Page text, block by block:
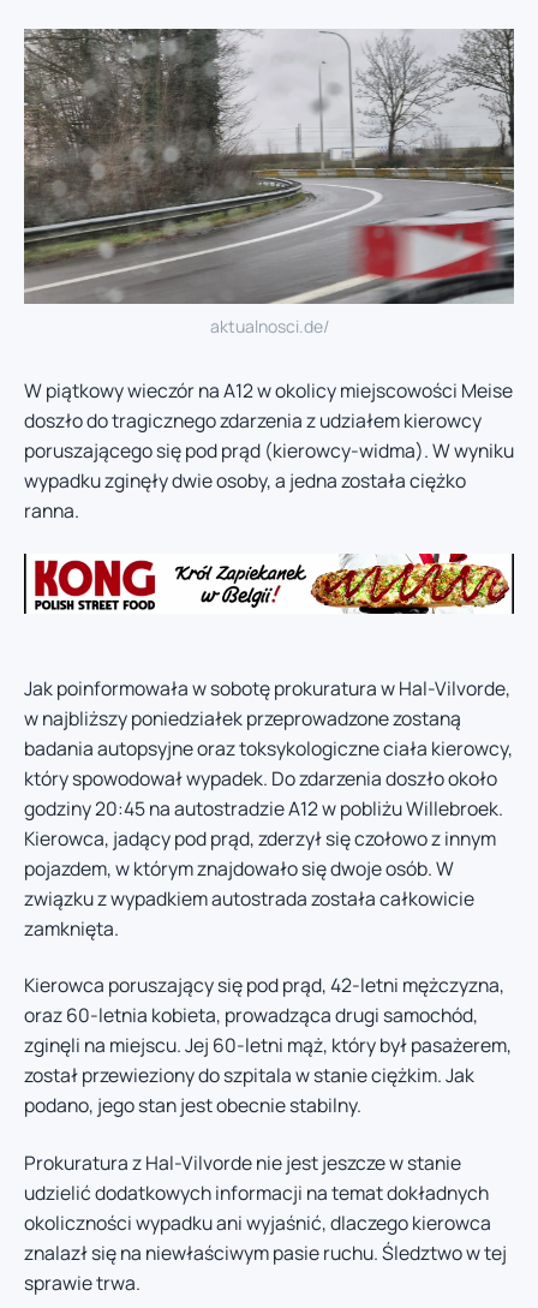
aktualnosci.de/
W piątkowy wieczór na A12 w okolicy miejscowości Meise
doszło do tragicznego zdarzenia z udziałem kierowcy
poruszającego się pod prąd (kierowcy-widma). W wyniku
wypadku zginęły dwie osoby, a jedna została ciężko
ranna.
Jak poinformowała w sobotę prokuratura w Hal-Vilvorde,
w najbliższy poniedziałek przeprowadzone zostaną
badania autopsyjne oraz toksykologiczne ciała kierowcy,
który spowodował wypadek. Do zdarzenia doszło około
godziny 20:45 na autostradzie A12 w pobliżu Willebroek.
Kierowca, jadący pod prąd, zderzył się czołowo z innym
pojazdem, w którym znajdowało się dwoje osób. W
związku z wypadkiem autostrada została całkowicie
zamknięta.
Kierowca poruszający się pod prąd, 42-letni mężczyzna,
oraz 60-letnia kobieta, prowadząca drugi samochód,
zginęli na miejscu. Jej 60-letni mąż, który był pasażerem,
został przewieziony do szpitala w stanie ciężkim. Jak
podano, jego stan jest obecnie stabilny.
Prokuratura z Hal-Vilvorde nie jest jeszcze w stanie
udzielić dodatkowych informacji na temat dokładnych
okoliczności wypadku ani wyjaśnić, dlaczego kierowca
znalazł się na niewłaściwym pasie ruchu. Śledztwo w tej
sprawie trwa.